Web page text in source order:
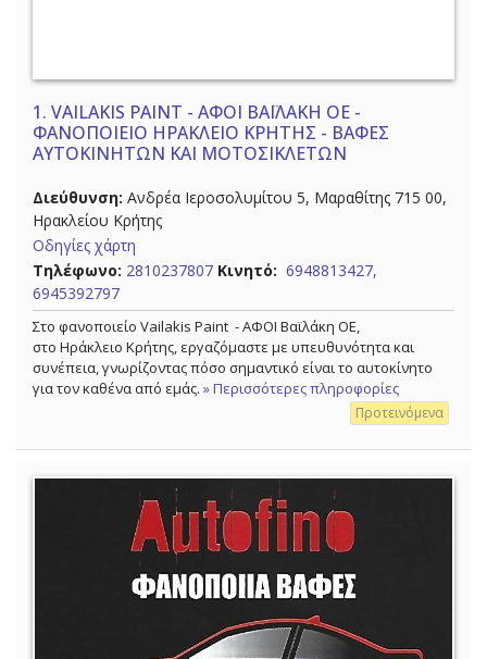
1. VAILAKIS PAINT - ΑΦΟΙ ΒΑΪΛΑΚΗ ΟΕ -
ΦΑΝΟΠΟΙΕΙΟ ΗΡΑΚΛΕΙΟ ΚΡΗΤΗΣ - ΒΑΦΕΣ
ΑΥΤΟΚΙΝΗΤΩΝ ΚΑΙ ΜΟΤΟΣΙΚΛΕΤΩΝ
Διεύθυνση: Ανδρέα Ιεροσολυμίτου 5, Μαραθίτης 715 00,
Ηρακλείου Κρήτης
Οδηγίες χάρτη
Τηλέφωνο: 2810237807 Κινητό: 6948813427,
6945392797
Στο φανοποιείο Vailakis Paint - ΑΦΟΙ Βαϊλάκη ΟΕ,
στο Ηράκλειο Κρήτης, εργαζόμαστε με υπευθυνότητα και
συνέπεια, γνωρίζοντας πόσο σημαντικό είναι το αυτοκίνητο
για τον καθένα από εμάς. » Περισσότερες πληροφορίες
Προτεινόμενα